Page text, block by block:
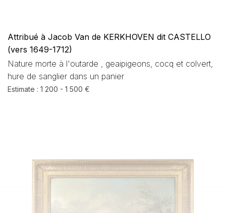
Attribué à Jacob Van de KERKHOVEN dit CASTELLO
(vers 1649-1712)
Nature morte à l'outarde , geaipigeons, cocq et colvert,
hure de sanglier dans un panier
Estimate : 1 200 - 1 500 €